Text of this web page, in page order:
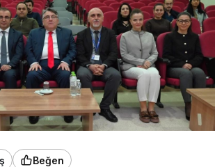
Beğen